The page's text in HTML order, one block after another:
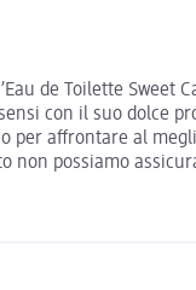
de Toilette
con il suo dolce
per affrontare al
possiamo